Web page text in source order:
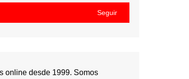
Seguir
online desde 1999. Somos